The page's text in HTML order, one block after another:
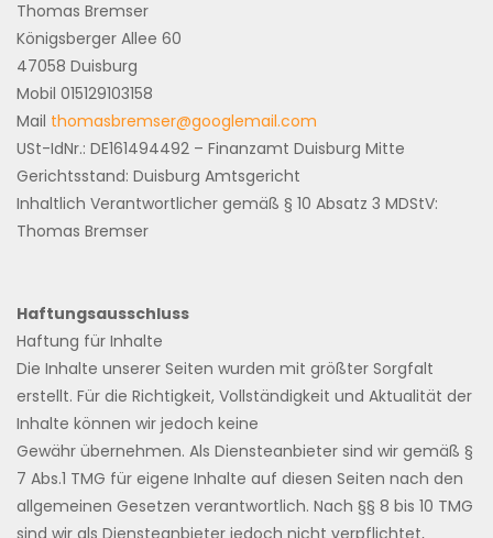
Thomas Bremser
Königsberger Allee 60
47058 Duisburg
Mobil 015129103158
Mail thomasbremser@googlemail.com
USt-IdNr.: DE161494492 – Finanzamt Duisburg Mitte
Gerichtsstand: Duisburg Amtsgericht
Inhaltlich Verantwortlicher gemäß § 10 Absatz 3 MDStV:
Thomas Bremser
Haftungsausschluss
Haftung für Inhalte
Die Inhalte unserer Seiten wurden mit größter Sorgfalt
erstellt. Für die Richtigkeit, Vollständigkeit und Aktualität der
Inhalte können wir jedoch keine
Gewähr übernehmen. Als Diensteanbieter sind wir gemäß §
7 Abs.1 TMG für eigene Inhalte auf diesen Seiten nach den
allgemeinen Gesetzen verantwortlich. Nach §§ 8 bis 10 TMG
sind wir als Diensteanbieter jedoch nicht verpflichtet,